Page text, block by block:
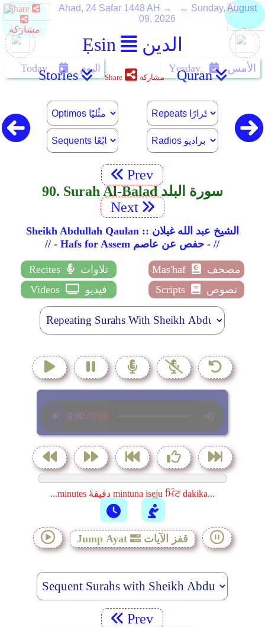
Ẹsin الدين
Ahad, 24 Safar 1448 AH → ← Sunday, August
09, 2026
Today اليوم Yẹsday الأمس Stories Share مشاركة Quran
Prev
90. Surah Al-Balad سورة البلد
Next
Sheikh Abdullah Qaulan :: الشيخ عبد الله غيلان
// - Hafs for Assem حفص عن عاصم - //
Recites تلاوات Mas'haf
مصحف
Videos
فيديو Scripts نصوص
...minutes دقيقةً mintuna isẹju ਮਿੰਟ dakika...
Jump Ayat قفز الآيات
Prev